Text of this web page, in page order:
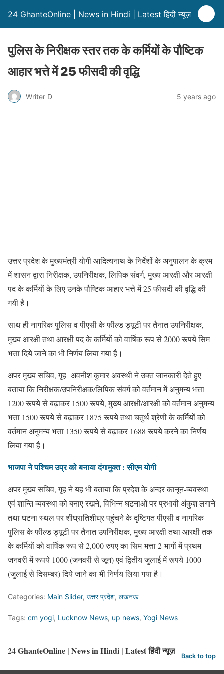
24 GhanteOnline | News in Hindi | Latest हिंदी न्यूज़
पुलिस के निरीक्षक स्तर तक के कर्मियों के पौष्टिक
आहार भत्ते में 25 फीसदी की वृद्धि
Writer D 5 years ago
उत्तर प्रदेश के मुख्यमंत्री योगी आदित्यनाथ के निर्देशों के अनुपालन के क्रम
में शासन द्वारा निरीक्षक, उपनिरीक्षक, लिपिक संवर्ग, मुख्य आरक्षी और आरक्षी
पद के कर्मियों के लिए उनके पौष्टिक आहार भत्ते में 25 फीसदी की वृद्धि की
गयी है।
साथ ही नागरिक पुलिस व पीएसी के फील्ड ड्यूटी पर तैनात उपनिरीक्षक,
मुख्य आरक्षी तथा आरक्षी पद के कर्मियों को वार्षिक रूप से 2000 रूपये सिम
भत्ता दिये जाने का भी निर्णय लिया गया है।
अपर मुख्य सचिव, गृह अवनीश कुमार अवस्थी ने उक्त जानकारी देते हुए
बताया कि निरीक्षक/उपनिरीक्षक/लिपिक संवर्ग को वर्तमान में अनुमन्य भत्ता
1200 रूपये से बढ़ाकर 1500 रूपये, मुख्य आरक्षी/आरक्षी को वर्तमान अनुमन्य
भत्ता 1500 रूपये से बढ़ाकर 1875 रूपये तथा चतुर्थ श्रेणी के कर्मियों को
वर्तमान अनुमन्य भत्ता 1350 रूपये से बढ़ाकर 1688 रूपये करने का निर्णय
लिया गया है।
भाजपा ने पश्चिम उप्र को बनाया दंगामुक्त : सीएम योगी
अपर मुख्य सचिव, गृह ने यह भी बताया कि प्रदेश के अन्दर कानून-व्यवस्था
एवं शान्ति व्यवस्था को बनाए रखने, विभिन्न घटनाओं पर प्रभावी अंकुश लगाने
तथा घटना स्थल पर शीघ्रातिशीघ्र पहुंचने के दृष्टिगत पीएसी व नागरिक
पुलिस के फील्ड ड्यूटी पर तैनात उपनिरीक्षक, मुख्य आरक्षी तथा आरक्षी तक
के कर्मियों को वार्षिक रूप से 2,000 रुपए का सिम भत्ता 2 भागों में प्रथम
जनवरी में रूपये 1000 (जनवरी से जून) एवं द्वितीय जुलाई में रूपये 1000
(जुलाई से दिसम्बर) दिये जाने का भी निर्णय लिया गया है।
Categories: Main Slider, उत्तर प्रदेश, लखनऊ
Tags: cm yogi, Lucknow News, up news, Yogi News
24 GhanteOnline | News in Hindi | Latest हिंदी न्यूज़ Back to top